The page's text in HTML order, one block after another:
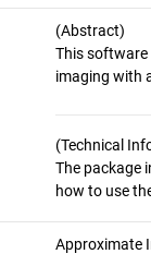
(Abstract)
This software
(Technical
The package
Approximate